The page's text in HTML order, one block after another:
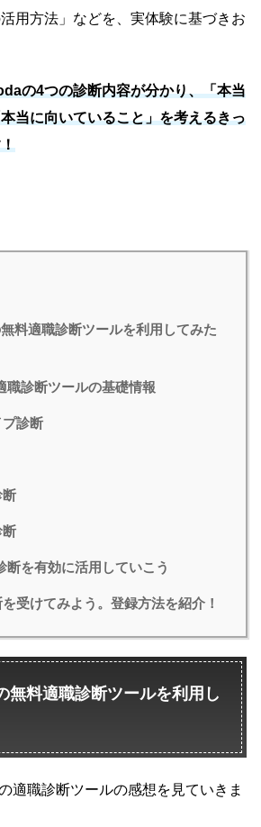
用方法」などを、実体験に基づきお
の4つの診断内容が分かり、「本当
当に向いていること」を考えるきっ
料適職診断ツールを利用してみた
職診断ツールの基礎情報
診断
断
断
断を有効に活用していこう
受けてみよう。登録方法を紹介！
無料適職診断ツールを利用し
適職診断ツールの感想を見ていきま